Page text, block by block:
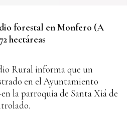
forestal en Monfero (A
hectáreas
Rural informa que un
en el Ayuntamiento
la parroquia de Santa Xiá de